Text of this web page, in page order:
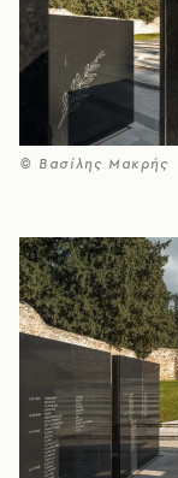
© Βασίλης Μακρής